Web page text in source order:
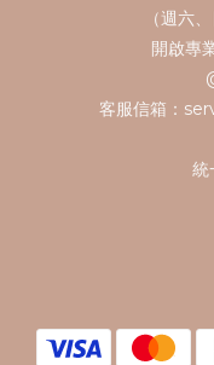
（週六
開啟專
客服信箱：
統